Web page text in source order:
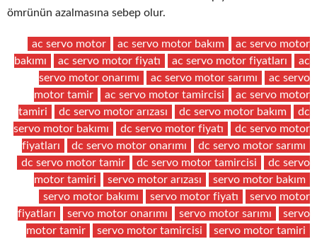
ömrünün azalmasına sebep olur.
ac servo motor ac servo motor bakım
ac servo motor
bakımı
ac servo motor fiyatı ac servo motor fiyatları
ac
servo motor onarımı
ac servo motor sarımı
ac servo
motor tamir
ac servo motor tamircisi
ac servo motor
tamiri
dc servo motor arızası dc servo motor bakım
dc
servo motor bakımı
dc servo motor fiyatı
dc servo motor
fiyatları
dc servo motor onarımı
dc servo motor sarımı
dc servo motor tamir
dc servo motor tamircisi
dc servo
motor tamiri
servo motor arızası
servo motor bakım
servo motor bakımı
servo motor fiyatı
servo motor
fiyatları
servo motor onarımı servo motor sarımı
servo
motor tamir
servo motor tamircisi servo motor tamiri